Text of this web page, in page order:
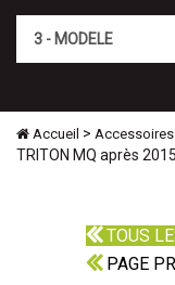
Accueil > Accessoires
TRITON MQ après
TOUS
PAGE